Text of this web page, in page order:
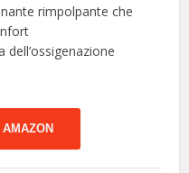
rimpolpante che